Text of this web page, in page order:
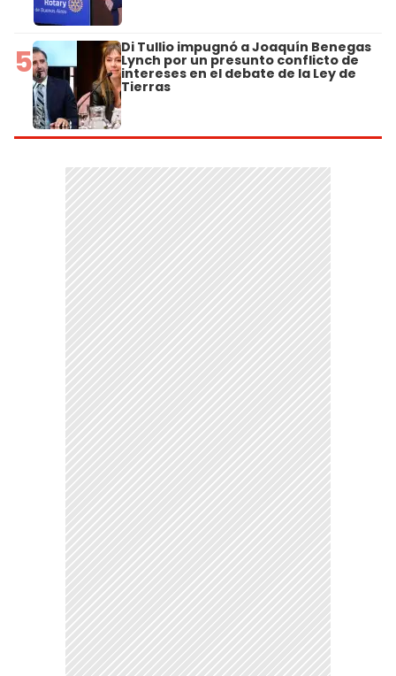
5 Di Tullio impugnó a Joaquín Benegas
Lynch por un presunto conflicto de
intereses en el debate de la Ley de
Tierras